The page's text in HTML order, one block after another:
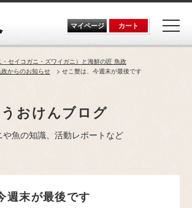
マイページ カート
セイコガニ・ズワイガニ）と海鮮の匠 魚政
からのお知らせ せこ蟹は、今週末が最後です
うおけんブログ
や魚の知識、活動レポートなど
週末が最後です